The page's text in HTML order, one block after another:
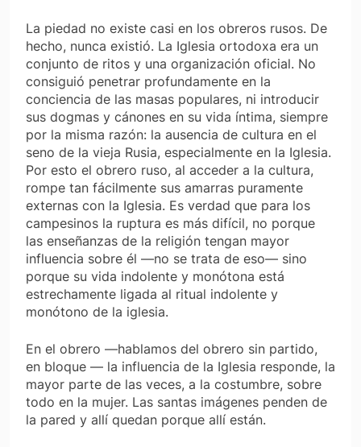
La piedad no existe casi en los obreros rusos. De
hecho, nunca existió. La Iglesia ortodoxa era un
conjunto de ritos y una organización oficial. No
consiguió penetrar profundamente en la
conciencia de las masas populares, ni introducir
sus dogmas y cánones en su vida íntima, siempre
por la misma razón: la ausencia de cultura en el
seno de la vieja Rusia, especialmente en la Iglesia.
Por esto el obrero ruso, al acceder a la cultura,
rompe tan fácilmente sus amarras puramente
externas con la Iglesia. Es verdad que para los
campesinos la ruptura es más difícil, no porque
las enseñanzas de la religión tengan mayor
influencia sobre él —no se trata de eso— sino
porque su vida indolente y monótona está
estrechamente ligada al ritual indolente y
monótono de la iglesia.
En el obrero —hablamos del obrero sin partido,
en bloque — la influencia de la Iglesia responde, la
mayor parte de las veces, a la costumbre, sobre
todo en la mujer. Las santas imágenes penden de
la pared y allí quedan porque allí están.